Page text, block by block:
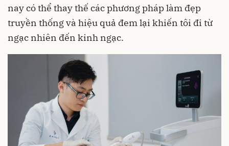
nay có thể thay thế các phương pháp làm đẹp
truyền thống và hiệu quả đem lại khiến tôi đi từ
ngạc nhiên đến kinh ngạc.